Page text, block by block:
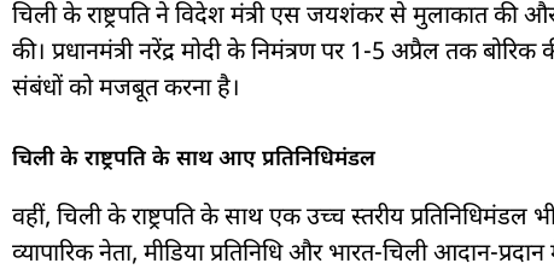
चिली के राष्ट्रपति ने विदेश मंत्री एस जयशंकर से मुलाकात की और
की। प्रधानमंत्री नरेंद्र मोदी के निमंत्रण पर 1-5 अप्रैल तक
संबंधों को मजबूत करना है।
चिली के राष्ट्रपति के साथ आए प्रतिनिधिमंडल
वहीं, चिली के राष्ट्रपति के साथ एक उच्च स्तरीय
व्यापारिक नेता, मीडिया प्रतिनिधि और भारत-चिली आदान-